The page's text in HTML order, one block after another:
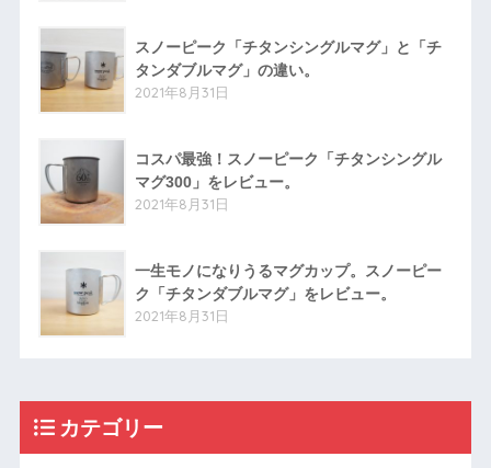
スノーピーク「チタンシングルマグ」と「チ
タンダブルマグ」の違い。
2021年8月31日
コスパ最強！スノーピーク「チタンシングル
マグ300」をレビュー。
2021年8月31日
一生モノになりうるマグカップ。スノーピー
ク「チタンダブルマグ」をレビュー。
2021年8月31日
カテゴリー